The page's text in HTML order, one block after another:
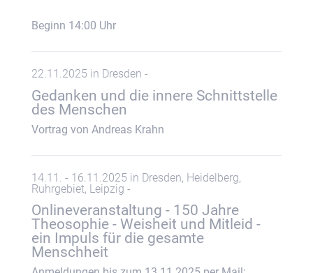
Beginn 14:00 Uhr
22.11.2025 in Dresden -
Gedanken und die innere Schnittstelle
des Menschen
Vortrag von Andreas Krahn
14.11. - 16.11.2025 in Dresden, Heidelberg,
Ruhrgebiet, Leipzig -
Onlineveranstaltung - 150 Jahre
Theosophie - Weisheit und Mitleid -
ein Impuls für die gesamte
Menschheit